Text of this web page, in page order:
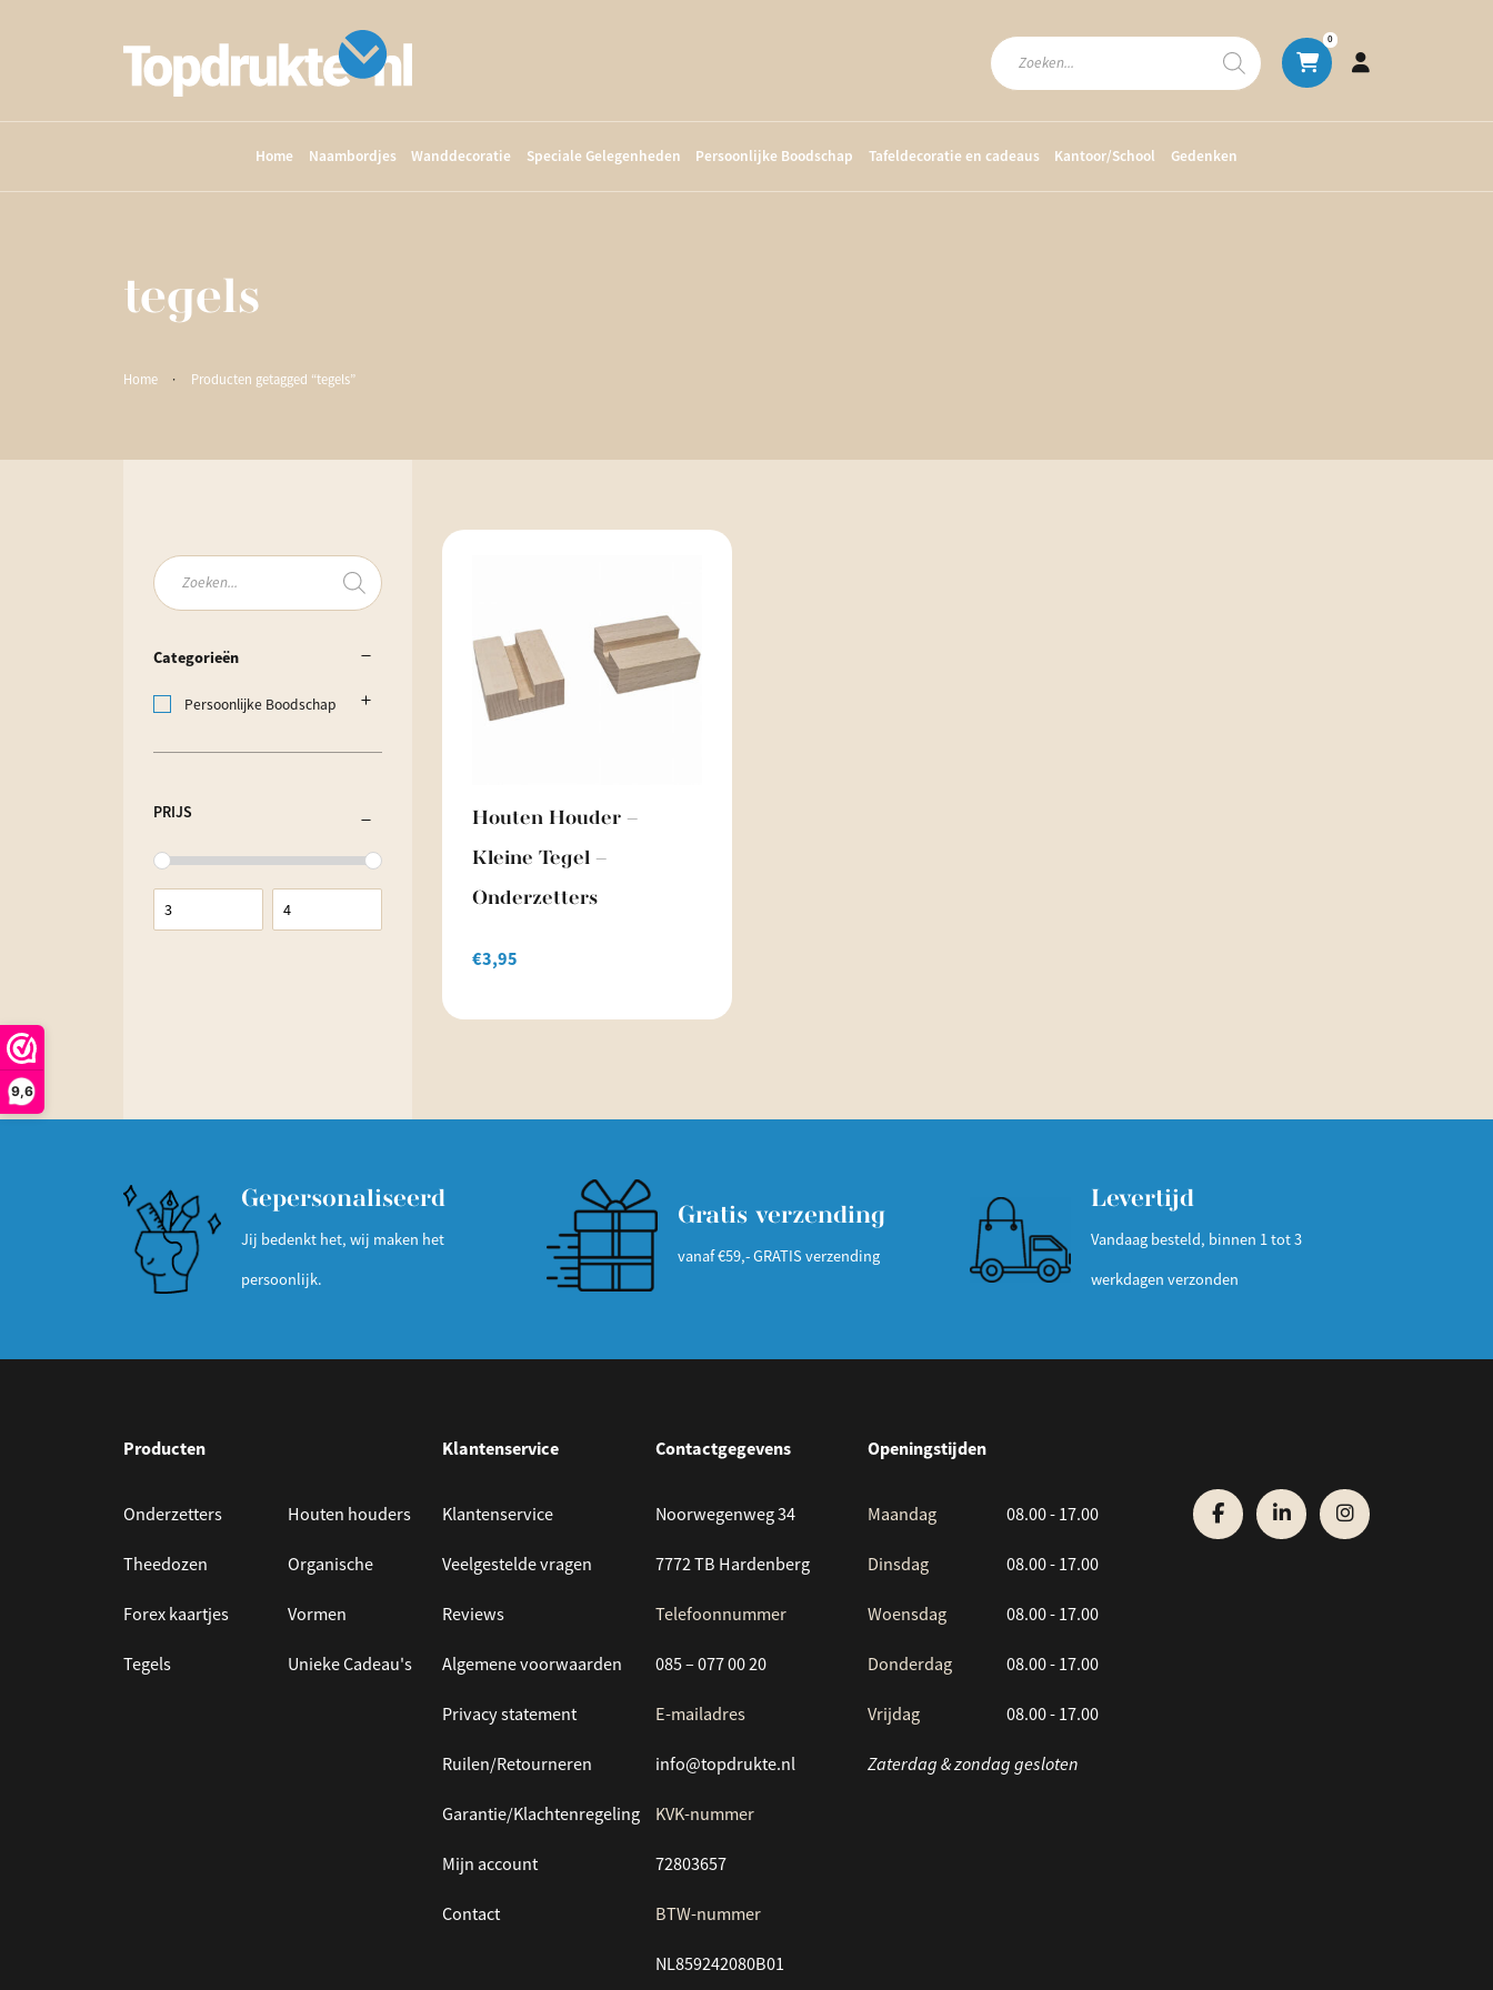
9,6
Producten
zoeken
0
Home Naambordjes Wanddecoratie Speciale Gelegenheden Persoonlijke Boodschap Tafeldecoratie en cadeaus Kantoor/School Gedenken
tegels
Home · Producten getagged “tegels”
Producten
zoeken
Categorieën
Persoonlijke Boodschap
PRIJS
Houten Houder –
Kleine Tegel –
Onderzetters
€3,95
Gepersonaliseerd
Jij bedenkt het, wij maken het
persoonlijk.
Gratis verzending
vanaf €59,- GRATIS verzending
Levertijd
Vandaag besteld, binnen 1 tot 3
werkdagen verzonden
Producten
Onderzetters
Theedozen
Forex kaartjes
Tegels
Houten houders
Organische
Vormen
Unieke Cadeau's
Klantenservice
Klantenservice
Veelgestelde vragen
Reviews
Algemene voorwaarden
Privacy statement
Ruilen/Retourneren
Garantie/Klachtenregeling
Mijn account
Contact
Contactgegevens
Noorwegenweg 34
7772 TB Hardenberg
Telefoonnummer
085 – 077 00 20
E-mailadres
info@topdrukte.nl
KVK-nummer
72803657
BTW-nummer
NL859242080B01
Openingstijden
Maandag 08.00 - 17.00
Dinsdag 08.00 - 17.00
Woensdag 08.00 - 17.00
Donderdag 08.00 - 17.00
Vrijdag 08.00 - 17.00
Zaterdag & zondag gesloten